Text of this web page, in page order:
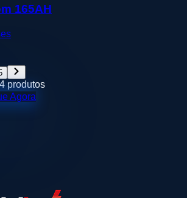
165AH
produtos
Agora